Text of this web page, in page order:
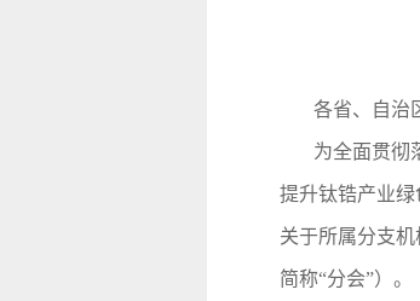
各省、自治
为全面贯彻
提升钛锆产业
关于所属分支
简称“分会”）。